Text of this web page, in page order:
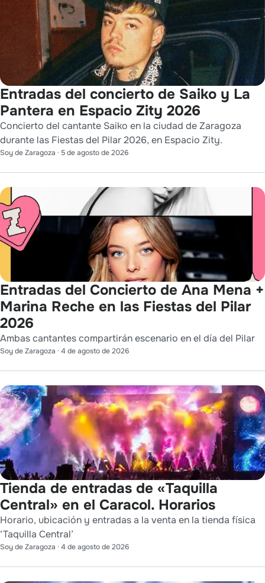
Entradas del concierto de Saiko y La
Pantera en Espacio Zity 2026
Concierto del cantante Saiko en la ciudad de Zaragoza
durante las Fiestas del Pilar 2026, en Espacio Zity.
Soy de Zaragoza · 5 de agosto de 2026
Entradas del Concierto de Ana Mena +
Marina Reche en las Fiestas del Pilar
2026
Ambas cantantes compartirán escenario en el día del Pilar
Soy de Zaragoza · 4 de agosto de 2026
Tienda de entradas de «Taquilla
Central» en el Caracol. Horarios
Horario, ubicación y entradas a la venta en la tienda física
‘Taquilla Central’
Soy de Zaragoza · 4 de agosto de 2026